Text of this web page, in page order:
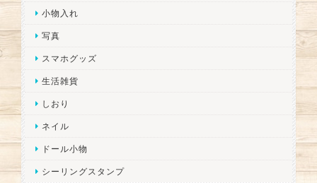
小物入れ
写真
スマホグッズ
生活雑貨
しおり
ネイル
ドール小物
シーリングスタンプ